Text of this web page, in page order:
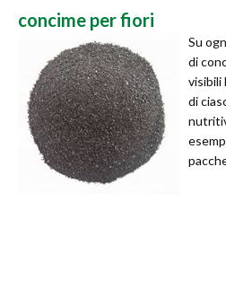
concime per fiori
Su
di
visibili
di